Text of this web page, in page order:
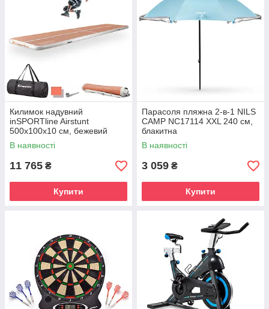
Килимок надувний
inSPORTline Airstunt
500x100x10 см, бежевий
В наявності
11 765 ₴
Купити
Парасоля пляжна 2-в-1 NILS
CAMP NC17114 XXL 240 см,
блакитна
В наявності
3 059 ₴
Купити